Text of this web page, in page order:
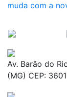
muda com a
Av. Barão do
(MG) CEP: